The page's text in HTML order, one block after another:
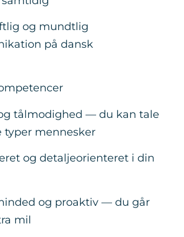
og mundtlig
på dansk
tålmodighed — du kan tale
typer mennesker
og detaljeorienteret i din
og proaktiv — du går
mil